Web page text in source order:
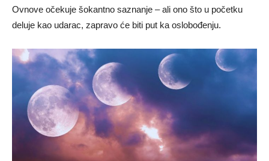
Ovnove očekuje šokantno saznanje – ali ono što u početku
deluje kao udarac, zapravo će biti put ka oslobođenju.